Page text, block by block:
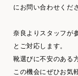
にお問い合わせくだ
奈良よりスタッフが
とご対応します。
靴選びに不安のある
この機会にぜひお気